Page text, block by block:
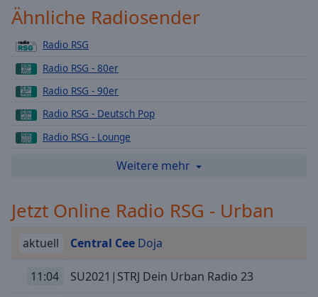
Playback
Rate
Chapters
Chapters
Descriptions
descriptions
off,
subtitles
opens
settings
Ähnliche Radiosender
Radio RSG
Radio RSG - 80er
Radio RSG - 90er
Radio RSG - Deutsch Pop
Radio RSG - Lounge
Radio RSG - Love
Radio RSG - Schlager
Radio RSG - Dein Weihnachts Radio
Radio RSG - 2000er
Weitere mehr
Jetzt Online Radio RSG - Urban
aktuell Central Cee Doja
11:04 SU2021|STRJ Dein Urban Radio 23